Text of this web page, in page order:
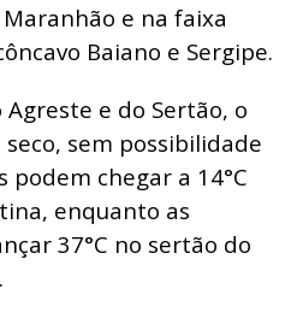
e na faixa
Baiano e Sergipe.
e do Sertão, o
sem possibilidade
podem chegar a 14°C
enquanto as
37°C no sertão do